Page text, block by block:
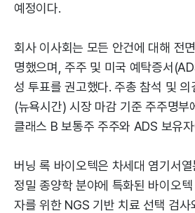
예정이다.
회사 이사회는 모든 안건에 대해 전
명했으며, 주주 및 미국 예탁증서
성 투표를 권고했다. 주총 참석 및 의
(뉴욕시간) 시장 마감 기준 주주명부
클래스 B 보통주 주주와 ADS 보유
버닝 록 바이오텍은 차세대 염기서
정밀 종양학 분야에 특화된 바이오
자를 위한 NGS 기반 치료 선택 검사